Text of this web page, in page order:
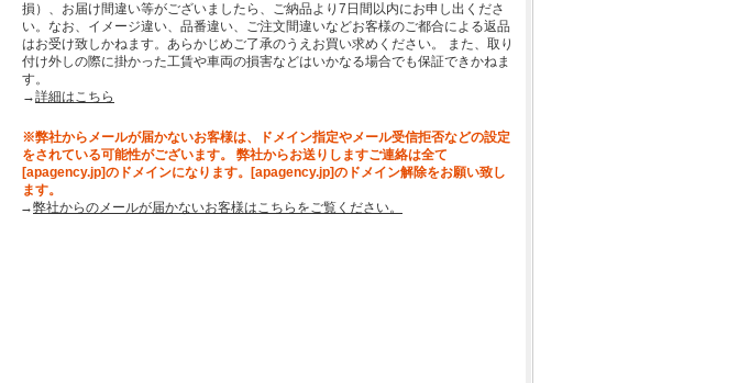
損）、お届け間違い等がございましたら、ご納品より7日間以内にお申し出くださ
い。なお、イメージ違い、品番違い、ご注文間違いなどお客様のご都合による返品
はお受け致しかねます。あらかじめご了承のうえお買い求めください。 また、取り
付け外しの際に掛かった工賃や車両の損害などはいかなる場合でも保証できかねま
す。
→詳細はこちら
※弊社からメールが届かないお客様は、ドメイン指定やメール受信拒否などの設定
をされている可能性がございます。 弊社からお送りしますご連絡は全て
[apagency.jp]のドメインになります。[apagency.jp]のドメイン解除をお願い致し
ます。
→弊社からのメールが届かないお客様はこちらをご覧ください。